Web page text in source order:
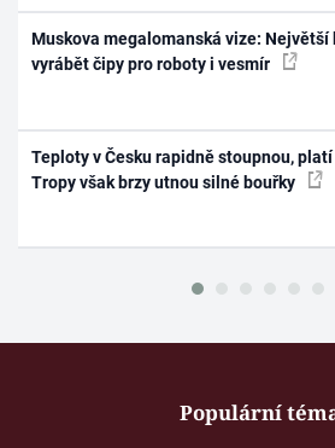
Muskova megalomanská vize: Největší
vyrábět čipy pro roboty i vesmír
Teploty v Česku rapidně stoupnou,
Tropy však brzy utnou silné bouřky
Populární